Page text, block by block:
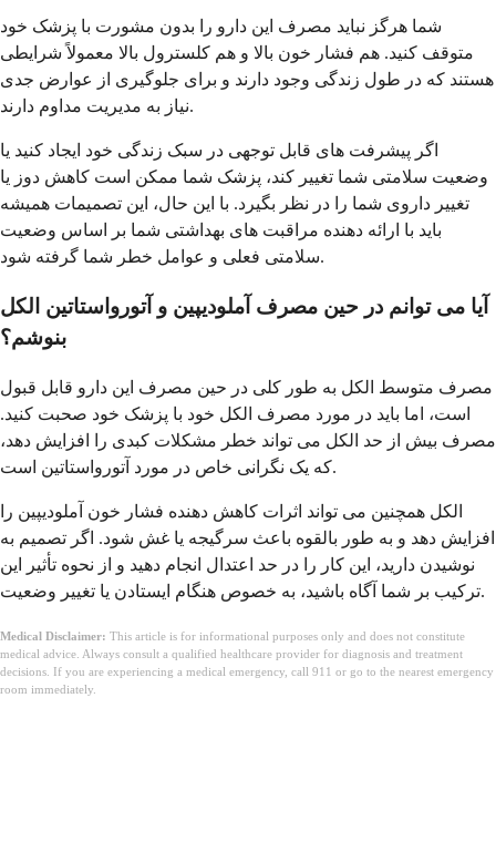
شما هرگز نباید مصرف این دارو را بدون مشورت با پزشک خود
متوقف کنید. هم فشار خون بالا و هم کلسترول بالا معمولاً شرایطی
هستند که در طول زندگی وجود دارند و برای جلوگیری از عوارض جدی
نیاز به مدیریت مداوم دارند.
اگر پیشرفت های قابل توجهی در سبک زندگی خود ایجاد کنید یا
وضعیت سلامتی شما تغییر کند، پزشک شما ممکن است کاهش دوز یا
تغییر داروی شما را در نظر بگیرد. با این حال، این تصمیمات همیشه
باید با ارائه دهنده مراقبت های بهداشتی شما بر اساس وضعیت
سلامتی فعلی و عوامل خطر شما گرفته شود.
آیا می توانم در حین مصرف آملودیپین و آتورواستاتین الکل
بنوشم؟
مصرف متوسط الکل به طور کلی در حین مصرف این دارو قابل قبول
است، اما باید در مورد مصرف الکل خود با پزشک خود صحبت کنید.
مصرف بیش از حد الکل می تواند خطر مشکلات کبدی را افزایش دهد،
که یک نگرانی خاص در مورد آتورواستاتین است.
الکل همچنین می تواند اثرات کاهش دهنده فشار خون آملودیپین را
افزایش دهد و به طور بالقوه باعث سرگیجه یا غش شود. اگر تصمیم به
نوشیدن دارید، این کار را در حد اعتدال انجام دهید و از نحوه تأثیر این
ترکیب بر شما آگاه باشید، به خصوص هنگام ایستادن یا تغییر وضعیت.
Medical Disclaimer: This article is for informational purposes only and does not constitute
medical advice. Always consult a qualified healthcare provider for diagnosis and treatment
decisions. If you are experiencing a medical emergency, call 911 or go to the nearest emergency
room immediately.